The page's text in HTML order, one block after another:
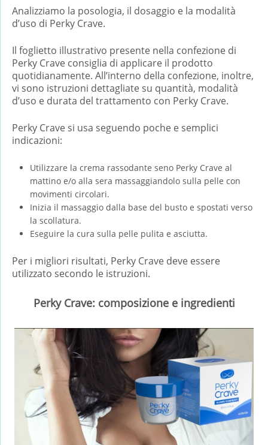
Analizziamo la posologia, il dosaggio e la modalità
d’uso di Perky Crave.
Il foglietto illustrativo presente nella confezione di
Perky Crave consiglia di applicare il prodotto
quotidianamente. All’interno della confezione, inoltre,
vi sono istruzioni dettagliate su quantità, modalità
d’uso e durata del trattamento con Perky Crave.
Perky Crave si usa seguendo poche e semplici
indicazioni:
Utilizzare la crema rassodante seno Perky Crave al
mattino e/o alla sera massaggiandolo sulla pelle con
movimenti circolari.
Inizia il massaggio dalla base del busto e spostati verso
la scollatura.
Eseguire la cura sulla pelle pulita e asciutta.
Per i migliori risultati, Perky Crave deve essere
utilizzato secondo le istruzioni.
Perky Crave: composizione e ingredienti